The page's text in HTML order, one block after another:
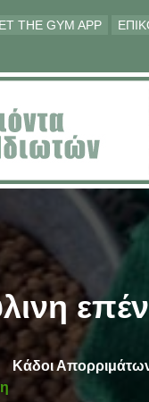
THE GYM APP
Κάδοι